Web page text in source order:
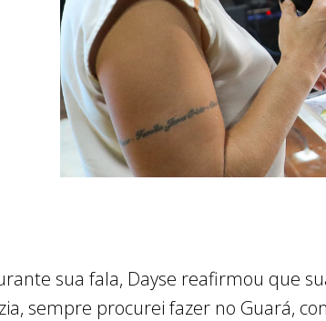
sua fala, Dayse reafirmou que
sempre procurei fazer no Guará,